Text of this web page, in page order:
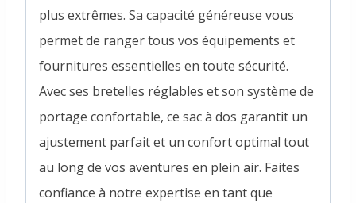
plus extrêmes. Sa capacité généreuse vous
permet de ranger tous vos équipements et
fournitures essentielles en toute sécurité.
Avec ses bretelles réglables et son système de
portage confortable, ce sac à dos garantit un
ajustement parfait et un confort optimal tout
au long de vos aventures en plein air. Faites
confiance à notre expertise en tant que